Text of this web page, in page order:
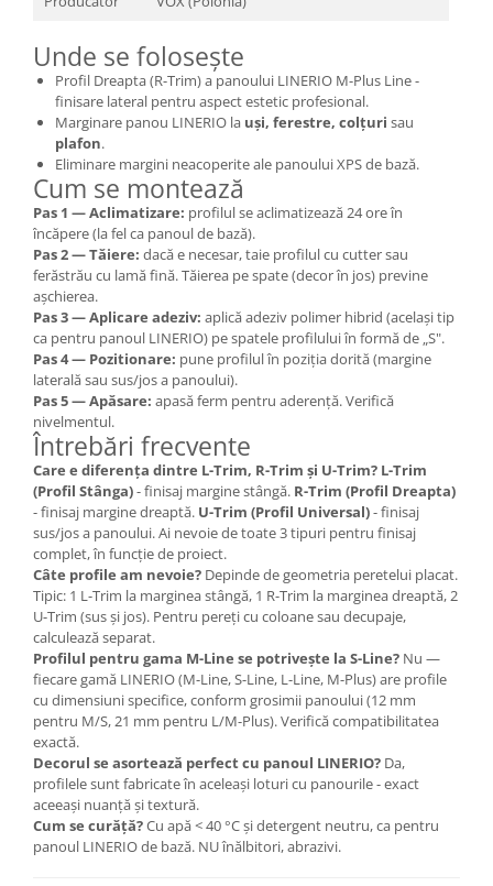
Unde se folosește
Profil Dreapta (R-Trim) a panoului LINERIO M-Plus Line -
finisare lateral pentru aspect estetic profesional.
Marginare panou LINERIO la uși, ferestre, colțuri sau
plafon.
Eliminare margini neacoperite ale panoului XPS de bază.
Cum se montează
Pas 1 — Aclimatizare: profilul se aclimatizează 24 ore în
încăpere (la fel ca panoul de bază).
Pas 2 — Tăiere: dacă e necesar, taie profilul cu cutter sau
ferăstrău cu lamă fină. Tăierea pe spate (decor în jos) previne
așchierea.
Pas 3 — Aplicare adeziv: aplică adeziv polimer hibrid (același tip
ca pentru panoul LINERIO) pe spatele profilului în formă de „S".
Pas 4 — Pozitionare: pune profilul în poziția dorită (margine
laterală sau sus/jos a panoului).
Pas 5 — Apăsare: apasă ferm pentru aderență. Verifică
nivelmentul.
Întrebări frecvente
Care e diferența dintre L-Trim, R-Trim și U-Trim? L-Trim
(Profil Stânga)- finisaj margine stângă. R-Trim (Profil Dreapta)
- finisaj margine dreaptă. U-Trim (Profil Universal)- finisaj
sus/jos a panoului. Ai nevoie de toate 3 tipuri pentru finisaj
complet, în funcție de proiect.
Câte profile am nevoie? Depinde de geometria peretelui placat.
Tipic: 1 L-Trim la marginea stângă, 1 R-Trim la marginea dreaptă, 2
U-Trim (sus și jos). Pentru pereți cu coloane sau decupaje,
calculează separat.
Profilul pentru gama M-Line se potrivește la S-Line? Nu —
fiecare gamă LINERIO (M-Line, S-Line, L-Line, M-Plus) are profile
cu dimensiuni specifice, conform grosimii panoului (12 mm
pentru M/S, 21 mm pentru L/M-Plus). Verifică compatibilitatea
exactă.
Decorul se asortează perfect cu panoul LINERIO? Da,
profilele sunt fabricate în aceleași loturi cu panourile - exact
aceeași nuanță și textură.
Cum se curăță?Cu apă < 40 °C și detergent neutru, ca pentru
panoul LINERIO de bază. NU înălbitori, abrazivi.